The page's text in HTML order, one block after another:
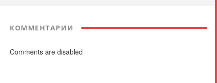
КОММЕНТАРИИ
Comments are disabled